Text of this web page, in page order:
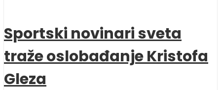
Sportski novinari sveta
traže oslobađanje Kristofa
Gleza